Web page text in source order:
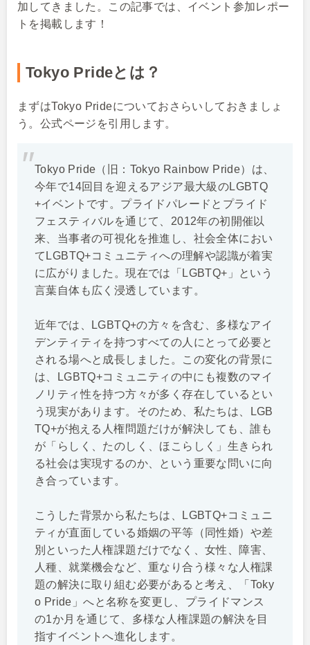
加してきました。この記事では、イベント参加レポー
トを掲載します！
Tokyo Prideとは？
まずはTokyo Prideについておさらいしておきましょ
う。公式ページを引用します。
Tokyo Pride（旧：Tokyo Rainbow Pride）は、
今年で14回目を迎えるアジア最大級のLGBTQ
+イベントです。プライドパレードとプライド
フェスティバルを通じて、2012年の初開催以
来、当事者の可視化を推進し、社会全体におい
てLGBTQ+コミュニティへの理解や認識が着実
に広がりました。現在では「LGBTQ+」という
言葉自体も広く浸透しています。
近年では、LGBTQ+の方々を含む、多様なアイ
デンティティを持つすべての人にとって必要と
される場へと成長しました。この変化の背景に
は、LGBTQ+コミュニティの中にも複数のマイ
ノリティ性を持つ方々が多く存在しているとい
う現実があります。そのため、私たちは、LGB
TQ+が抱える人権問題だけが解決しても、誰も
が「らしく、たのしく、ほこらしく」生きられ
る社会は実現するのか、という重要な問いに向
き合っています。
こうした背景から私たちは、LGBTQ+コミュニ
ティが直面している婚姻の平等（同性婚）や差
別といった人権課題だけでなく、女性、障害、
人種、就業機会など、重なり合う様々な人権課
題の解決に取り組む必要があると考え、「Toky
o Pride」へと名称を変更し、プライドマンス
の1か月を通じて、多様な人権課題の解決を目
指すイベントへ進化します。